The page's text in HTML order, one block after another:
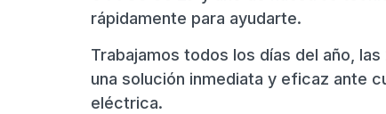
rápidamente para ayudarte.
Trabajamos todos los días del año,
una solución inmediata y eficaz ante
eléctrica.